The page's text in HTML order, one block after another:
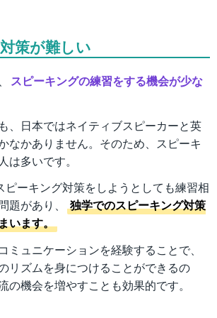
策が難しい
スピーキングの練習をする機会が少な
、日本ではネイティブスピーカーと英
なかありません。そのため、スピーキ
は多いです。
ピーキング対策をしようとしても練習相
題があり、
独学でのスピーキング対策
います。
ミュニケーションを経験することで、
リズムを身につけることができるの
の機会を増やすことも効果的です。